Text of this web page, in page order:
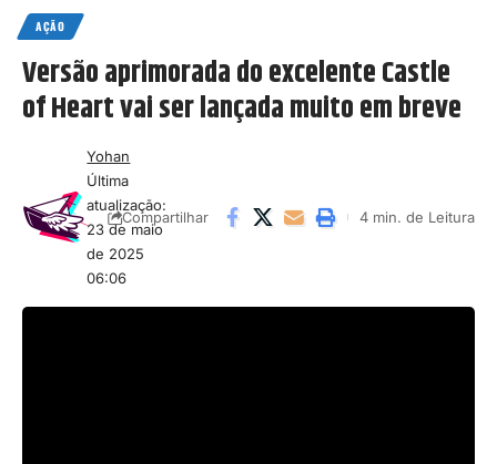
AÇÃO
Versão aprimorada do excelente Castle
of Heart vai ser lançada muito em breve
Última
atualização:
23 de maio
de 2025
06:06
Yohan
Compartilhar 4 min. de Leitura